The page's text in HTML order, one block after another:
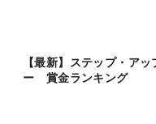
【最新】ステップ・ア
ー 賞金ランキング